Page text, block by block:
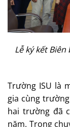
Lễ ký kết
Trường ISU là
gia cùng trường
hai trường đã
năm. Trong